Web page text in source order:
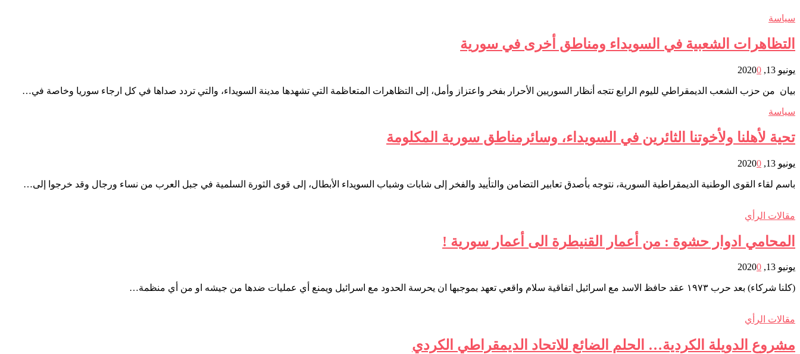
سياسة
التظاهرات الشعبية في السويداء ومناطق أخرى في سورية
يونيو 13, 2020 0
بيان من حزب الشعب الديمقراطي لليوم الرابع تتجه أنظار السوريين الأحرار بفخر واعتزاز وأمل، إلى التظاهرات المتعاظمة التي تشهدها مدينة السويداء، والتي تردد صداها في كل ارجاء سوريا وخاصة في…
سياسة
تحية لأهلنا ولأخوتنا الثائرين في السويداء، وسائرمناطق سورية المكلومة
يونيو 13, 2020 0
باسم لقاء القوى الوطنية الديمقراطية السورية، نتوجه بأصدق تعابير التضامن والتأييد والفخر إلى شابات وشباب السويداء الأبطال، إلى قوى الثورة السلمية في جبل العرب من نساء ورجال وقد خرجوا إلى…
مقالات الرأي
المحامي ادوار حشوة : من أعمار القنيطرة الى أعمار سورية !
يونيو 13, 2020 0
(كلنا شركاء) بعد حرب ١٩٧٣ عقد حافظ الاسد مع اسرائيل اتفاقية سلام واقعي تعهد بموجبها ان يحرسة الحدود مع اسرائيل ويمنع أي عمليات ضدها من جيشه او من أي منظمة…
مقالات الرأي
مشروع الدويلة الكردية… الحلم الضائع للاتحاد الديمقراطي الكردي